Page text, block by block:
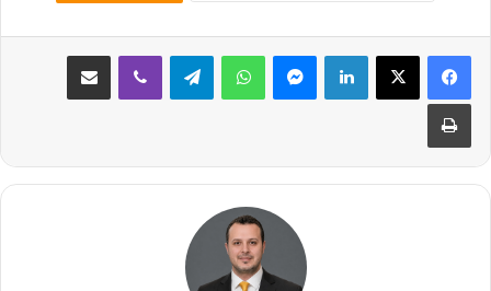
لينكدإن ماسنجر واتساب تيلقرام ڤايبر مشاركة عبر البريد
طباعة